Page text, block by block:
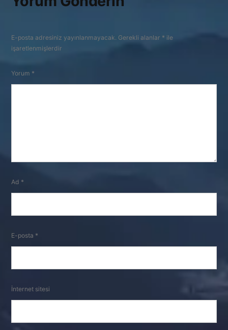
E-posta adresiniz yayınlanmayacak. Gerekli alanlar * ile
işaretlenmişlerdir
Yorum *
Ad *
E-posta *
İnternet sitesi